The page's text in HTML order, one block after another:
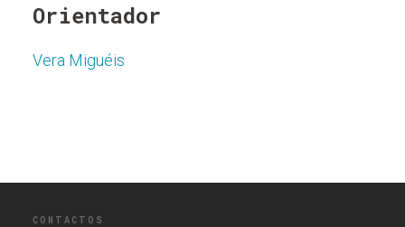
Orientador
Vera Miguéis
CONTACTOS